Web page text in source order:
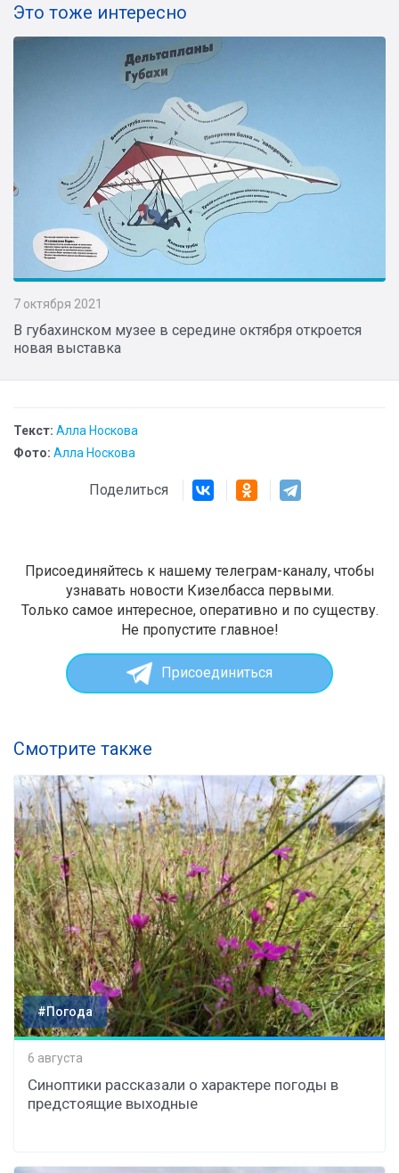
Это тоже интересно
7 октября 2021
В губахинском музее в середине октября откроется
новая выставка
Текст: Алла Носкова
Фото: Алла Носкова
Поделиться
Присоединяйтесь к нашему телеграм-каналу, чтобы
узнавать новости Кизелбасса первыми.
Только самое интересное, оперативно и по существу.
Не пропустите главное!
Присоединиться
Смотрите также
#Погода
6 августа
Синоптики рассказали о характере погоды в
предстоящие выходные